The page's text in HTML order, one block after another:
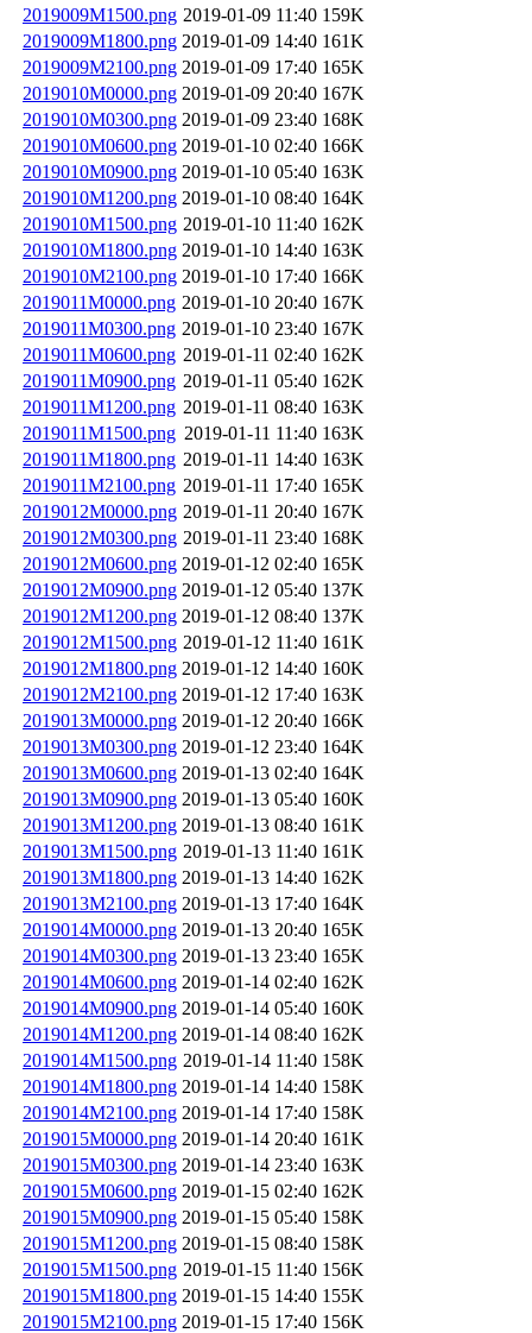
2019009M1500.png 2019-01-09 11:40 159K
2019009M1800.png 2019-01-09 14:40 161K
2019009M2100.png 2019-01-09 17:40 165K
2019010M0000.png 2019-01-09 20:40 167K
2019010M0300.png 2019-01-09 23:40 168K
2019010M0600.png 2019-01-10 02:40 166K
2019010M0900.png 2019-01-10 05:40 163K
2019010M1200.png 2019-01-10 08:40 164K
2019010M1500.png 2019-01-10 11:40 162K
2019010M1800.png 2019-01-10 14:40 163K
2019010M2100.png 2019-01-10 17:40 166K
2019011M0000.png 2019-01-10 20:40 167K
2019011M0300.png 2019-01-10 23:40 167K
2019011M0600.png 2019-01-11 02:40 162K
2019011M0900.png 2019-01-11 05:40 162K
2019011M1200.png 2019-01-11 08:40 163K
2019011M1500.png 2019-01-11 11:40 163K
2019011M1800.png 2019-01-11 14:40 163K
2019011M2100.png 2019-01-11 17:40 165K
2019012M0000.png 2019-01-11 20:40 167K
2019012M0300.png 2019-01-11 23:40 168K
2019012M0600.png 2019-01-12 02:40 165K
2019012M0900.png 2019-01-12 05:40 137K
2019012M1200.png 2019-01-12 08:40 137K
2019012M1500.png 2019-01-12 11:40 161K
2019012M1800.png 2019-01-12 14:40 160K
2019012M2100.png 2019-01-12 17:40 163K
2019013M0000.png 2019-01-12 20:40 166K
2019013M0300.png 2019-01-12 23:40 164K
2019013M0600.png 2019-01-13 02:40 164K
2019013M0900.png 2019-01-13 05:40 160K
2019013M1200.png 2019-01-13 08:40 161K
2019013M1500.png 2019-01-13 11:40 161K
2019013M1800.png 2019-01-13 14:40 162K
2019013M2100.png 2019-01-13 17:40 164K
2019014M0000.png 2019-01-13 20:40 165K
2019014M0300.png 2019-01-13 23:40 165K
2019014M0600.png 2019-01-14 02:40 162K
2019014M0900.png 2019-01-14 05:40 160K
2019014M1200.png 2019-01-14 08:40 162K
2019014M1500.png 2019-01-14 11:40 158K
2019014M1800.png 2019-01-14 14:40 158K
2019014M2100.png 2019-01-14 17:40 158K
2019015M0000.png 2019-01-14 20:40 161K
2019015M0300.png 2019-01-14 23:40 163K
2019015M0600.png 2019-01-15 02:40 162K
2019015M0900.png 2019-01-15 05:40 158K
2019015M1200.png 2019-01-15 08:40 158K
2019015M1500.png 2019-01-15 11:40 156K
2019015M1800.png 2019-01-15 14:40 155K
2019015M2100.png 2019-01-15 17:40 156K